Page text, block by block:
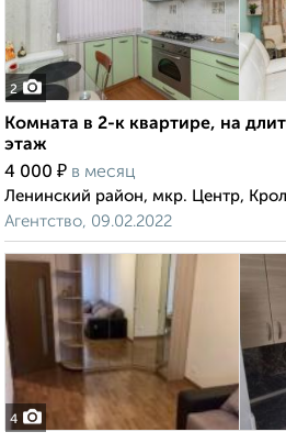
2
Комната в 2-к квартире, на
этаж
4 000 ₽ в месяц
Ленинский район, мкр. Центр,
Агентство, 09.02.2022
4